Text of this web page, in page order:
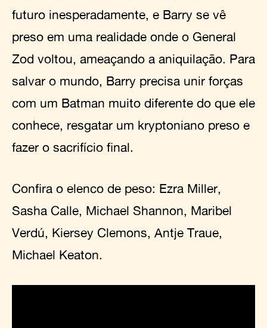
futuro inesperadamente, e Barry se vê
preso em uma realidade onde o General
Zod voltou, ameaçando a aniquilação. Para
salvar o mundo, Barry precisa unir forças
com um Batman muito diferente do que ele
conhece, resgatar um kryptoniano preso e
fazer o sacrifício final.
Confira o elenco de peso: Ezra Miller,
Sasha Calle, Michael Shannon, Maribel
Verdú, Kiersey Clemons, Antje Traue,
Michael Keaton.